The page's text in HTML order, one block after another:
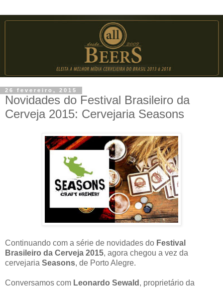
26 fevereiro, 2015
Novidades do Festival Brasileiro da
Cerveja 2015: Cervejaria Seasons
Continuando com a série de novidades do Festival
Brasileiro da Cerveja 2015, agora chegou a vez da
cervejaria Seasons, de Porto Alegre.
Conversamos com Leonardo Sewald , proprietário da